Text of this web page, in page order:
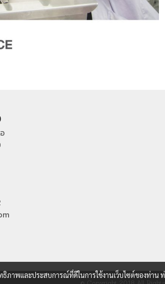
ธิภาพและประสบการณ์ที่ดีในการใช้งานเว็บไซต์ของท่าน